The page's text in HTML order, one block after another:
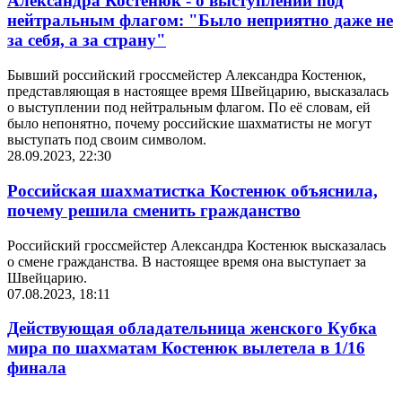
нейтральным флагом: "Было неприятно даже не
за себя, а за страну"
Бывший российский гроссмейстер Александра Костенюк,
представляющая в настоящее время Швейцарию, высказалась
о выступлении под нейтральным флагом. По её словам, ей
было непонятно, почему российские шахматисты не могут
выступать под своим символом.
28.09.2023, 22:30
Российская шахматистка Костенюк объяснила,
почему решила сменить гражданство
Российский гроссмейстер Александра Костенюк высказалась
о смене гражданства. В настоящее время она выступает за
Швейцарию.
07.08.2023, 18:11
Действующая обладательница женского Кубка
мира по шахматам Костенюк вылетела в 1/16
финала